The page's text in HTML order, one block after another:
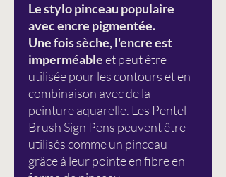
Le stylo pinceau populaire
avec encre pigmentée.
Une fois sèche, l'encre est
imperméableet peut être
utilisée pour les contours et en
combinaison avec de la
peinture aquarelle. Les Pentel
Brush Sign Pens peuvent être
utilisés comme un pinceau
grâce à leur pointe en fibre en